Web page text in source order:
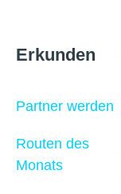
Erkunden
Partner werden
Routen des
Monats